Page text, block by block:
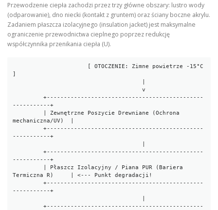
Przewodzenie ciepła zachodzi przez trzy główne obszary: lustro wody
(odparowanie), dno niecki (kontakt z gruntem) oraz ściany boczne akrylu.
Zadaniem płaszcza izolacyjnego (insulation jacket) jest maksymalne
ograniczenie przewodnictwa cieplnego poprzez redukcję
współczynnika przenikania ciepła (U).
]
                                      v
         +----------------------------------------------
-----------+
mechaniczna/UV)  |
         +----------------------------------------------
-----------+
         +----------------------------------------------
-----------+
Termiczna R)     | <--- Punkt degradacji!
         +----------------------------------------------
-----------+
         +----------------------------------------------